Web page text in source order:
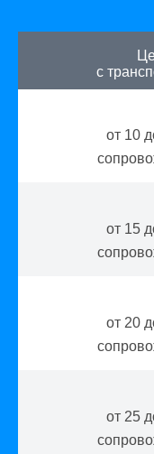
с
от 10
от 15
от 20
от 25